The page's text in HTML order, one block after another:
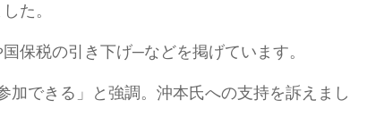
た。
保税の引き下げ─などを掲げています。
できる」と強調。沖本氏への支持を訴えまし